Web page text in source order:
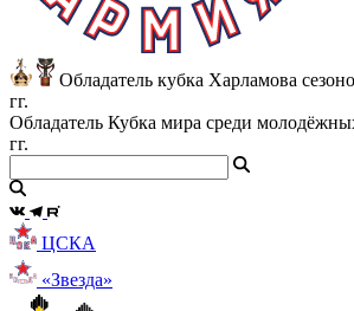
Обладатель кубка Харламова
гг.
Обладатель Кубка мира среди
гг.
ЦСКА
«Звезда»